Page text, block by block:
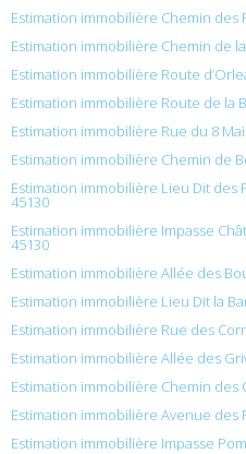
Estimation immobilière Chemin
Estimation immobilière Chemin de
Estimation immobilière Route
Estimation immobilière Route de la
Estimation immobilière Rue du 8
Estimation immobilière Chemin de
Estimation immobilière Lieu Dit des
45130
Estimation immobilière Impasse
45130
Estimation immobilière Allée des
Estimation immobilière Lieu Dit la
Estimation immobilière Rue des
Estimation immobilière Allée des
Estimation immobilière Chemin des
Estimation immobilière Avenue des
Estimation immobilière Impasse